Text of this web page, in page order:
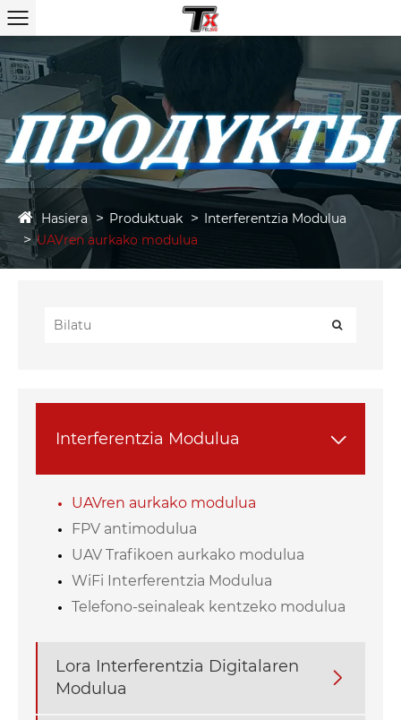
Hasiera Produktuak
Interferentzia Modulua
UAVren aurkako modulua
Interferentzia Modulua 
UAVren aurkako modulua
FPV antimodulua
UAV Trafikoen aurkako modulua
WiFi Interferentzia Modulua
Telefono-seinaleak kentzeko modulua
Lora Interferentzia Digitalaren
Modulua
